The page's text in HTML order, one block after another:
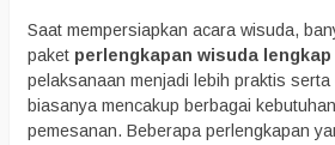
Saat mempersiapkan acara wisuda,
paket perlengkapan wisuda
pelaksanaan menjadi lebih praktis
biasanya mencakup berbagai
pemesanan. Beberapa perlengkapan